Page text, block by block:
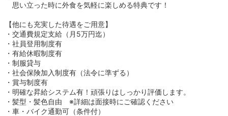
思い立った時に外食を気軽に楽しめる特典です！
【他にも充実した待遇をご用意】
・交通費規定支給（月5万円迄）
・社員登用制度有
・有給休暇制度有
・制服貸与
・社会保険加入制度有（法令に準ずる）
・賞与制度有
・明確な昇給システム有！頑張りはしっかり評価します。
・髪型・髪色自由 ※詳細は面接時にご確認ください
・車・バイク通勤可（条件付）